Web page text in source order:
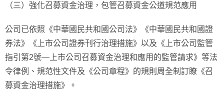
（三）強化召募資金治理，包管召募資金公道規范應用
公司已依照《中華國民共和國公司法》《中華國民共和國證
券法》《上市公司證券刊行治理措施》以及《上市公司監管
指引第2號—上市公司召募資金治理和應用的監管請求》等法
令律例、規范性文件及《公司章程》的規則周全制訂瞭《召
募資金治理措施》。